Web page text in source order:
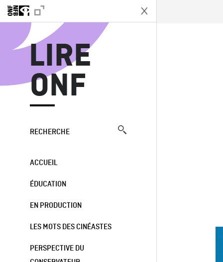
LIRE
ONF
RECHERCHE
ACCUEIL
ÉDUCATION
EN PRODUCTION
LES MOTS DES CINÉASTES
PERSPECTIVE DU